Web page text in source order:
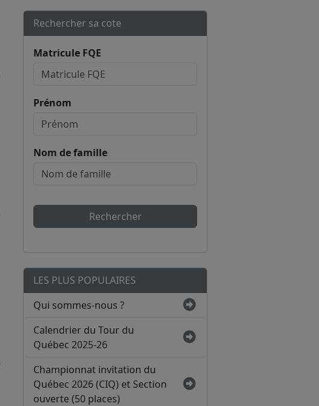
Rechercher sa cote
Matricule FQE
Prénom
Nom de famille
Rechercher
LES PLUS POPULAIRES
Qui sommes-nous ?
Calendrier du Tour du
Québec 2025-26
Championnat invitation du
Québec 2026 (CIQ) et Section
ouverte (50 places)